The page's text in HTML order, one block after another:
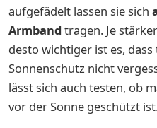
aufgefädelt lassen sie sich
Armbandtragen. Je
desto wichtiger ist es,
Sonnenschutz nicht
lässt sich auch testen, ob
vor der Sonne geschützt